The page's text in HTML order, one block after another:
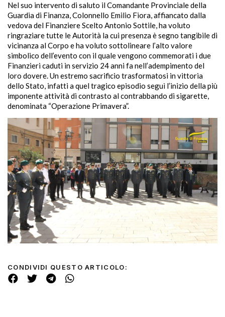
Nel suo intervento di saluto il Comandante Provinciale della
Guardia di Finanza, Colonnello Emilio Fiora, affiancato dalla
vedova del Finanziere Scelto Antonio Sottile, ha voluto
ringraziare tutte le Autorità la cui presenza è segno tangibile di
vicinanza al Corpo e ha voluto sottolineare l’alto valore
simbolico dell’evento con il quale vengono commemorati i due
Finanzieri caduti in servizio 24 anni fa nell’adempimento del
loro dovere. Un estremo sacrificio trasformatosi in vittoria
dello Stato, infatti a quel tragico episodio seguì l’inizio della più
imponente attività di contrasto al contrabbando di sigarette,
denominata “Operazione Primavera”.
CONDIVIDI QUESTO ARTICOLO: